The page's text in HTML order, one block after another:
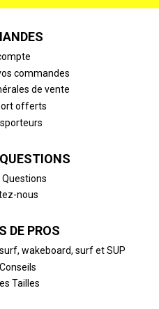
commandes
de vente
offerts
Questions
nous
DE PROS
wakeboard, surf et SUP
Tailles